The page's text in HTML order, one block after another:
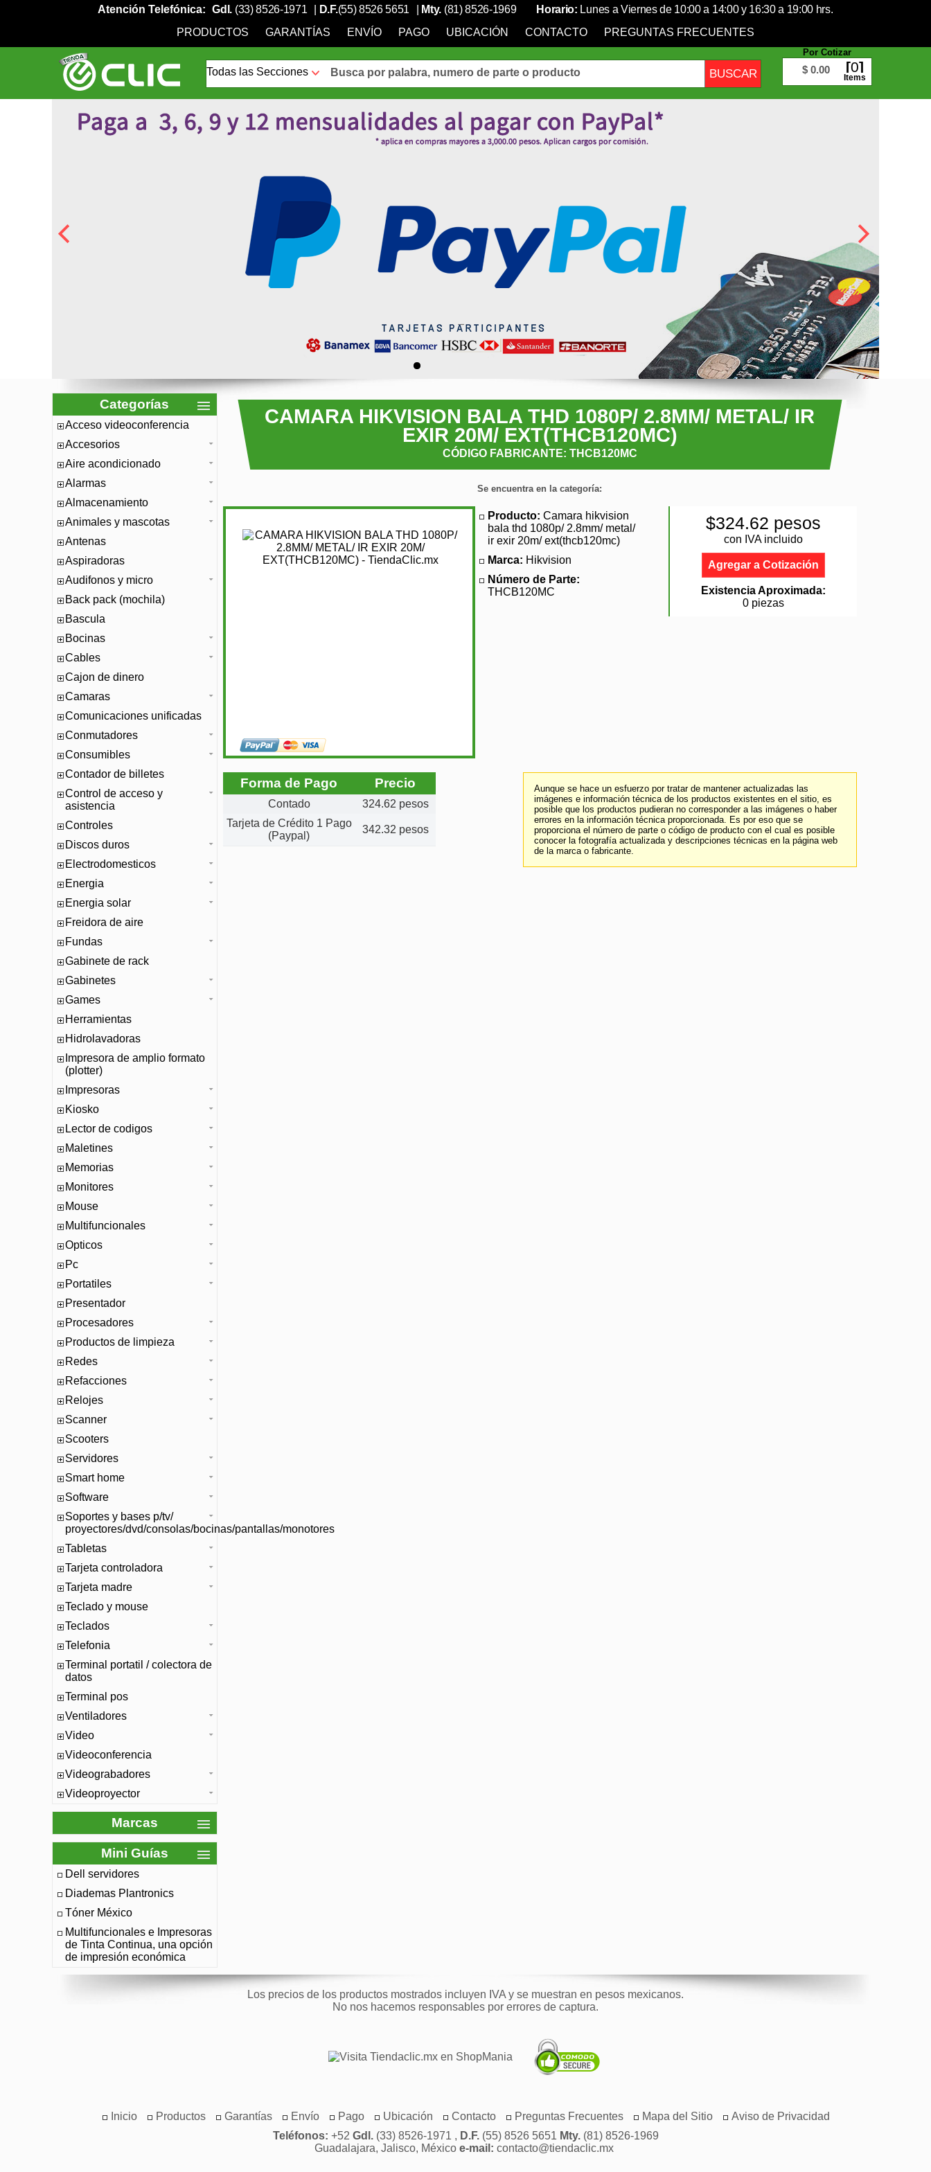
Atención Telefónica: Gdl. (33) 8526-1971 D.F.(55) 8526 5651 Mty. (81) 8526-1969 Horario: Lunes a Viernes de 10:00 a 14:00 y 16:30 a 19:00 hrs.
PRODUCTOS
GARANTÍAS ENVÍO PAGO UBICACIÓN CONTACTO PREGUNTAS FRECUENTES
Por Cotizar
$ 0.00 0
Items
Categorías
Acceso videoconferencia
Accesorios
Aire acondicionado
Alarmas
Almacenamiento
Animales y mascotas
Antenas
Aspiradoras
Audifonos y micro
Back pack (mochila)
Bascula
Bocinas
Cables
Cajon de dinero
Camaras
Comunicaciones unificadas
Conmutadores
Consumibles
Contador de billetes
Control de acceso y
asistencia
Controles
Discos duros
Electrodomesticos
Energia
Energia solar
Freidora de aire
Fundas
Gabinete de rack
Gabinetes
Games
Herramientas
Hidrolavadoras
Impresora de amplio formato
(plotter)
Impresoras
Kiosko
Lector de codigos
Maletines
Memorias
Monitores
Mouse
Multifuncionales
Opticos
Pc
Portatiles
Presentador
Procesadores
Productos de limpieza
Redes
Refacciones
Relojes
Scanner
Scooters
Servidores
Smart home
Software
Soportes y bases p/tv/
proyectores/dvd/consolas/bocinas/pantallas/monotores
Tabletas
Tarjeta controladora
Tarjeta madre
Teclado y mouse
Teclados
Telefonia
Terminal portatil / colectora de
datos
Terminal pos
Ventiladores
Video
Videoconferencia
Videograbadores
Videoproyector
Marcas
Mini Guías
Dell servidores
Diademas Plantronics
Tóner México
Multifuncionales e Impresoras
de Tinta Continua, una opción
de impresión económica
CAMARA HIKVISION BALA THD 1080P/ 2.8MM/ METAL/ IR
EXIR 20M/ EXT(THCB120MC)
CÓDIGO FABRICANTE: THCB120MC
Se encuentra en la categoría:
Producto: Camara hikvision
bala thd 1080p/ 2.8mm/ metal/
ir exir 20m/ ext(thcb120mc)
Marca: Hikvision
Número de Parte:
THCB120MC
$324.62 pesos
con IVA incluido
Agregar a Cotización
Existencia Aproximada:
0 piezas
Aunque se hace un esfuerzo por tratar de mantener actualizadas las
imágenes e información técnica de los productos existentes en el sitio, es
posible que los productos pudieran no corresponder a las imágenes o haber
errores en la información técnica proporcionada. Es por eso que se
proporciona el número de parte o código de producto con el cual es posible
conocer la fotografía actualizada y descripciones técnicas en la página web
de la marca o fabricante.
Forma de Pago Precio
Contado
324.62 pesos
Tarjeta de Crédito 1 Pago
(Paypal)
342.32 pesos
Los precios de los productos mostrados incluyen IVA y se muestran en pesos mexicanos.
No nos hacemos responsables por errores de captura.
Inicio Productos Garantías Envío Pago Ubicación Contacto Preguntas Frecuentes Mapa del Sitio
Aviso de Privacidad
Teléfonos: +52 Gdl.(33) 8526-1971 , D.F.(55) 8526 5651 Mty.(81) 8526-1969
Guadalajara, Jalisco, México e-mail: contacto@tiendaclic.mx